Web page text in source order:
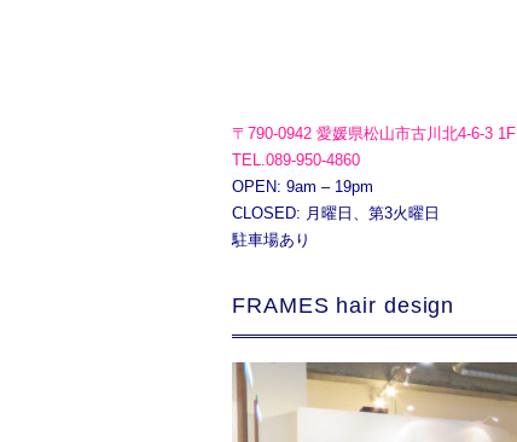
〒790-0942 愛媛県松山市古川北4-6-3 1F
TEL.089-950-4860
OPEN: 9am – 19pm
CLOSED: 月曜日、第3火曜日
駐車場あり
FRAMES hair design